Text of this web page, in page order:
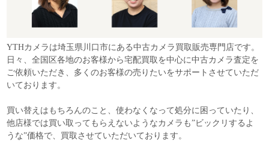
YTHカメラは埼玉県川口市にある中古カメラ買取販売専門店です。
日々、全国区各地のお客様から宅配買取を中心に中古カメラ査定を
ご依頼いただき、多くのお客様の売りたいをサポートさせていただ
いております。
買い替えはもちろんのこと、使わなくなって処分に困っていたり、
他店様では買い取ってもらえないようなカメラも”ビックリするよ
うな”価格で、買取させていただいております。